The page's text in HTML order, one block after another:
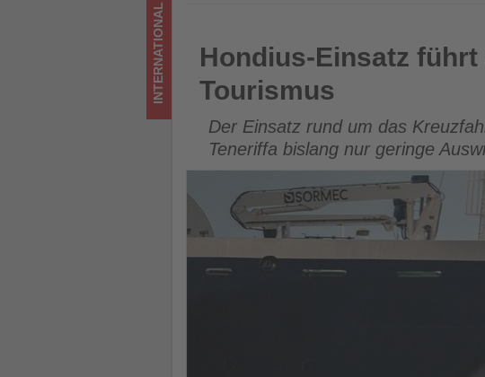
Hondius-Einsatz führt auf Teneriffa kaum
INTERNATIONAL
Hondius-Einsatz
Tourismus
Der Einsatz rund um das
Teneriffa bislang nur geringe